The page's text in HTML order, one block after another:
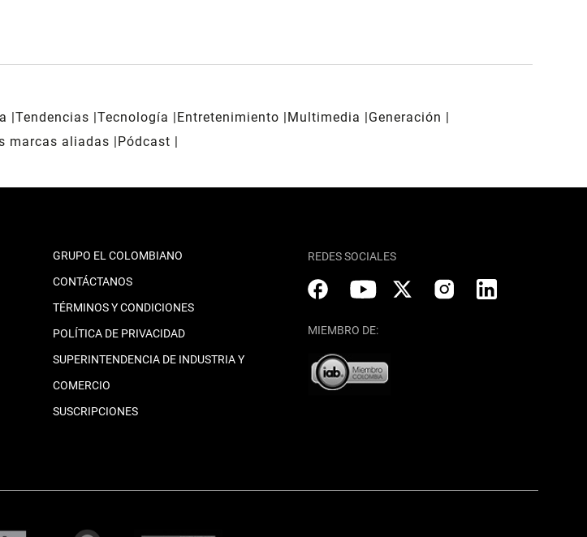
Tendencias Tecnología Entretenimiento Multimedia
Generación
marcas aliadas
Pódcast
GRUPO EL COLOMBIANO
CONTÁCTANOS
TÉRMINOS Y CONDICIONES
POLÍTICA DE PRIVACIDAD
SUPERINTENDENCIA DE INDUSTRIA Y
COMERCIO
SUSCRIPCIONES
REDES SOCIALES
MIEMBRO DE: